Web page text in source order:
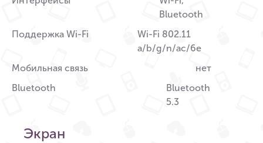
Bluetooth
Поддержка Wi-Fi
Wi-Fi 802.11
a/b/g/n/ac/6e
Мобильная связь
нет
Bluetooth
Bluetooth
5.3
Экран